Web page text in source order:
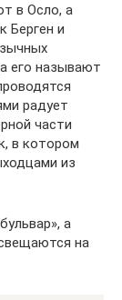
в Осло, а
Берген и
его называют
радует
части
в котором
из
а
на